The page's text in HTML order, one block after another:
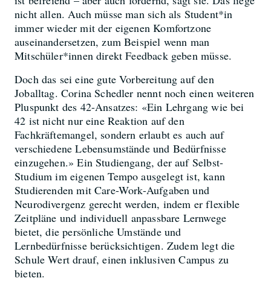
nicht allen. Auch müsse man sich als Student*in
immer wieder mit der eigenen Komfortzone
auseinandersetzen, zum Beispiel wenn man
Mitschüler*innen direkt Feedback geben müsse.
Doch das sei eine gute Vorbereitung auf den
Joballtag. Corina Schedler nennt noch einen weiteren
Pluspunkt des 42-Ansatzes: «Ein Lehrgang wie bei
42 ist nicht nur eine Reaktion auf den
Fachkräftemangel, sondern erlaubt es auch auf
verschiedene Lebensumstände und Bedürfnisse
einzugehen.» Ein Studiengang, der auf Selbst-
Studium im eigenen Tempo ausgelegt ist, kann
Studierenden mit Care-Work-Aufgaben und
Neurodivergenz gerecht werden, indem er flexible
Zeitpläne und individuell anpassbare Lernwege
bietet, die persönliche Umstände und
Lernbedürfnisse berücksichtigen. Zudem legt die
Schule Wert drauf, einen inklusiven Campus zu
bieten.